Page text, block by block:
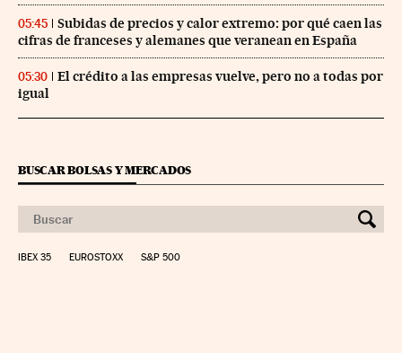
05:45
Subidas de precios y calor extremo: por qué caen las
cifras de franceses y alemanes que veranean en España
05:30
El crédito a las empresas vuelve, pero no a todas por
igual
BUSCAR BOLSAS Y MERCADOS
IBEX 35 EUROSTOXX S&P 500